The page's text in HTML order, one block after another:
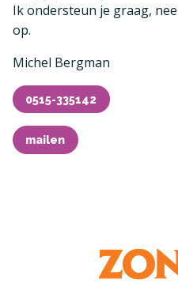
Ik ondersteun je graag,
op.
Michel Bergman
0515-335142
mailen